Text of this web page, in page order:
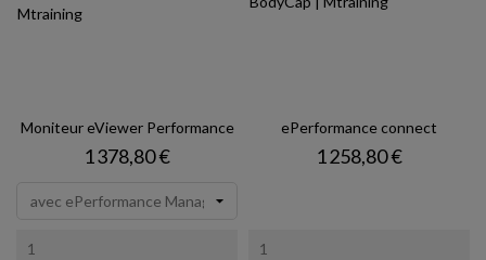
Moniteur eViewer Performance
Prix
1 378,80 €
ePerformance connect
Prix
1 258,80 €